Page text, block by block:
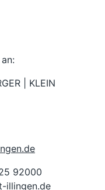
| KLEIN
92000
illingen.de